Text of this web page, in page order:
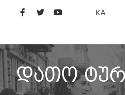
KA
ᲤᲘᲚᲛᲔᲑᲘ
ᲮᲔᲚᲝᲕᲐᲜᲘ
ᲙᲘᲜᲝᲡᲢᲣᲓᲘᲐ
დათო